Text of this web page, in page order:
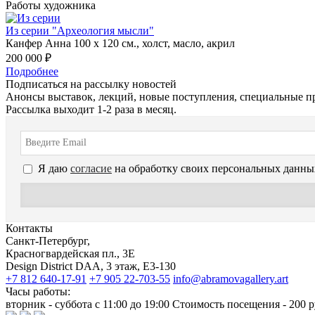
Работы художника
Из серии "Археология мысли"
Канфер Анна 100 х 120 см., холст, масло, акрил
200 000 ₽
Подробнее
Подписаться на рассылку новостей
Анонсы выставок, лекций, новые поступления, специальные
Рассылка выходит 1-2 раза в месяц.
Я даю согласие на обработку своих персональных
Контакты
Санкт-Петербург,
Красногвардейская пл., 3E
Design District DAA, 3 этаж, Е3-130
+7 812 640-17-91 +7 905 22-703-55 info@abramovagallery.art
Часы работы:
вторник - суббота с 11:00 до 19:00 Стоимость посещения - 200